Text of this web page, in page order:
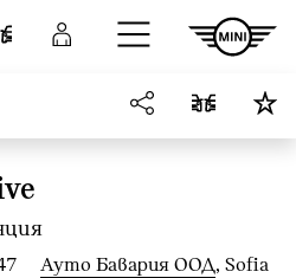
CравнетеВход
Ауто Бавария ООД, Sofia